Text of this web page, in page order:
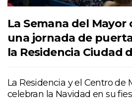
La Semana del
una jornada de
la Residencia Ciudad
La Residencia y el Centro de
celebran la Navidad en su